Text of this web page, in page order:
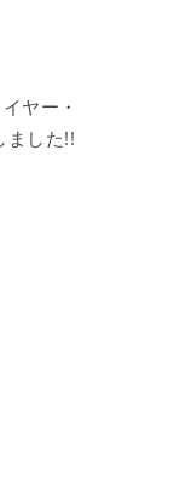
ヤー・
ました!!